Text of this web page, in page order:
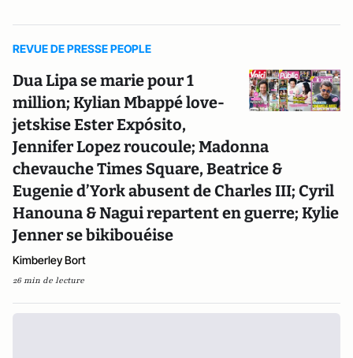
REVUE DE PRESSE PEOPLE
Dua Lipa se marie pour 1
million; Kylian Mbappé love-
jetskise Ester Expósito,
Jennifer Lopez roucoule; Madonna
chevauche Times Square, Beatrice &
Eugenie d’York abusent de Charles III; Cyril
Hanouna & Nagui repartent en guerre; Kylie
Jenner se bikibouéise
Kimberley Bort
26 min de lecture